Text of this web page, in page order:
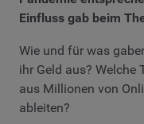
Einfluss gab beim
Wie und für was
ihr Geld aus? Welche
aus Millionen von
ableiten?